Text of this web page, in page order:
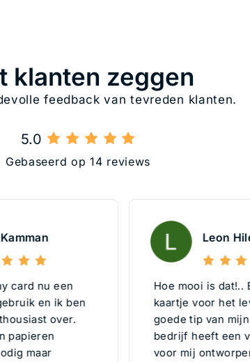
klanten zeggen
feedback van tevreden klanten.
5.0
Gebaseerd op 14 reviews
nu een
en ik ben
over.
maar
Leon
Hoe mooi is dat!.. Een
kaartje voor het
goede tip van mijn
bedrijf heeft een
voor mij ontworpen